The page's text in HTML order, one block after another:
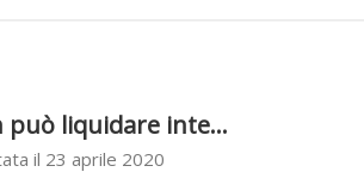
può liquidare inte...
il 23 aprile 2020